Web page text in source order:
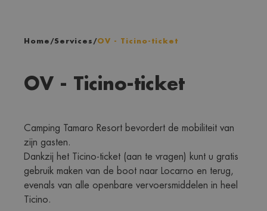
Home /Services /OV - Ticino-ticket
OV - Ticino-ticket
Camping Tamaro Resort bevordert de mobiliteit van
zijn gasten.
Dankzij het Ticino-ticket (aan te vragen) kunt u gratis
gebruik maken van de boot naar Locarno en terug,
evenals van alle openbare vervoersmiddelen in heel
Ticino.